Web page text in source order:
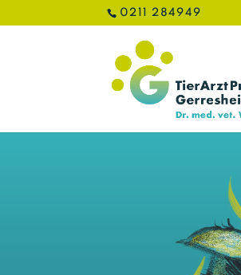
0211 284949